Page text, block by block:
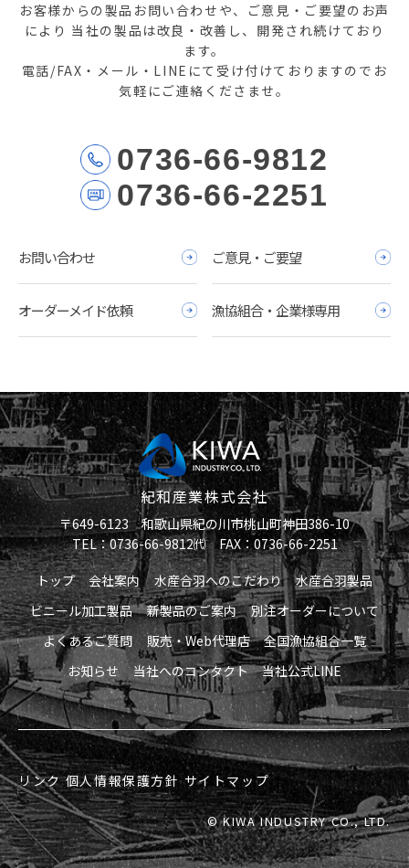
お客様からの製品お問い合わせや、ご意見・ご要望のお声
により 当社の製品は改良・改善し、開発され続けており
ます。
電話/FAX・メール・LINEにて受け付けておりますのでお
気軽にご連絡くださませ。
0736-66-9812
0736-66-2251
お問い合わせ ご意見・ご要望
オーダーメイド依頼 漁協組合・企業様専用
紀和産業株式会社
〒649-6123 和歌山県紀の川市桃山町神田386-10
TEL：0736-66-9812㈹ FAX：0736-66-2251
トップ
会社案内 水産合羽へのこだわり
水産合羽製品
ビニール加工製品
新製品のご案内
別注オーダーについて
よくあるご質問
販売・Web代理店
全国漁協組合一覧
お知らせ
当社へのコンタクト 当社公式LINE
リンク 個人情報保護方針 サイトマップ
© KIWA INDUSTRY CO., LTD.